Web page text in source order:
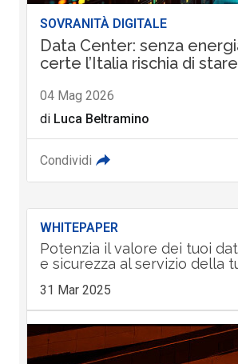
SOVRANITÀ DIGITALE
Data Center: senza
certe l’Italia rischia di
04 Mag 2026
di Luca Beltramino
Condividi
WHITEPAPER
Potenzia il valore dei tuoi
e sicurezza al servizio della
31 Mar 2025